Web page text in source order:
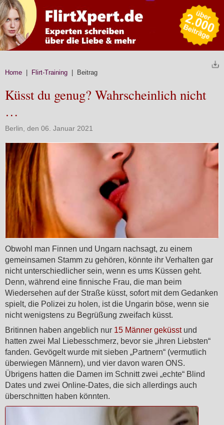
Home Flirt-Training | Beitrag
Küsst du genug? Wahrscheinlich nicht
…
Berlin, den 06. Januar 2021
Obwohl man Finnen und Ungarn nachsagt, zu einem
gemeinsamen Stamm zu gehören, könnte ihr Verhalten gar
nicht unterschiedlicher sein, wenn es ums Küssen geht.
Denn, während eine finnische Frau, die man beim
Wiedersehen auf der Straße küsst, sofort mit dem Gedanken
spielt, die Polizei zu holen, ist die Ungarin böse, wenn sie
nicht wenigstens zu Begrüßung zweifach küsst.
Britinnen haben angeblich nur 15 Männer geküsstund
hatten zwei Mal Liebesschmerz, bevor sie „ihren Liebsten“
fanden. Gevögelt wurde mit sieben „Partnern“ (vermutlich
überwiegen Männern), und vier davon waren ONS.
Übrigens hatten die Damen im Schnitt zwei „echte“ Blind
Dates und zwei Online-Dates, die sich allerdings auch
überschnitten haben könnten.